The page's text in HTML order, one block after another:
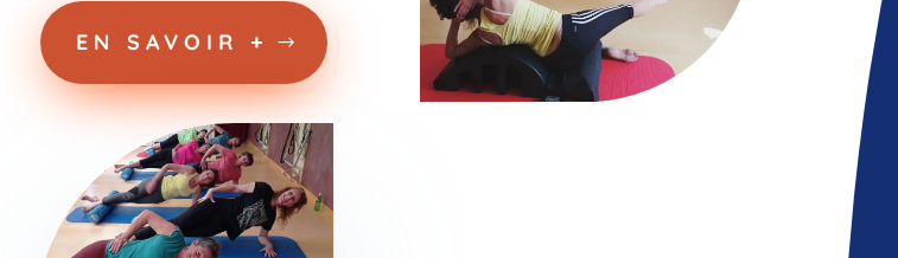
EN SAVOIR +